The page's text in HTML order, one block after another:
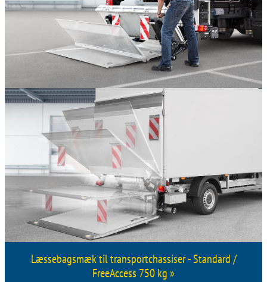
Læssebagsmæk til transportchassiser - Standard /
FreeAccess 750 kg »